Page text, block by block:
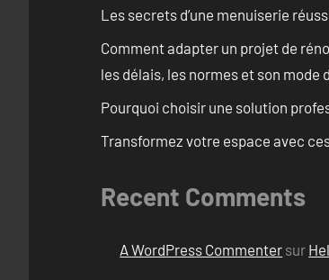
Les secrets d’une menuiserie
Comment adapter un projet de
les délais, les normes et son mode
Pourquoi choisir une solution
Transformez votre espace avec
Recent Comments
A WordPress Commenter sur